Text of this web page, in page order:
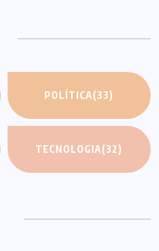
POLÍTICA(33)
TECNOLOGIA(32)